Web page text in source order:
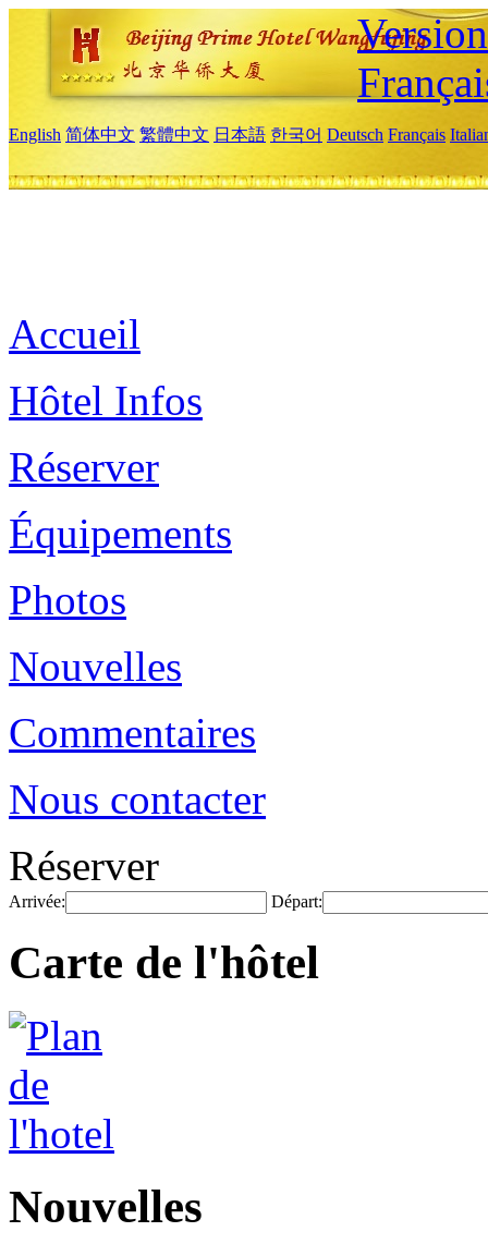
English 简体中文 繁體中文 日本語 한국어 Deutsch Français
Accueil
Hôtel Infos
Réserver
Équipements
Photos
Nouvelles
Commentaires
Nous contacter
Réserver
Arrivée: Départ:
Carte de l'hôtel
Nouvelles